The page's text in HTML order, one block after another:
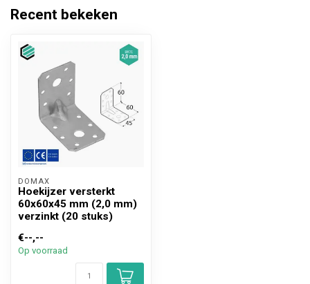
Recent bekeken
DOMAX
Hoekijzer versterkt
60x60x45 mm (2,0 mm)
verzinkt (20 stuks)
€--,--
Op voorraad